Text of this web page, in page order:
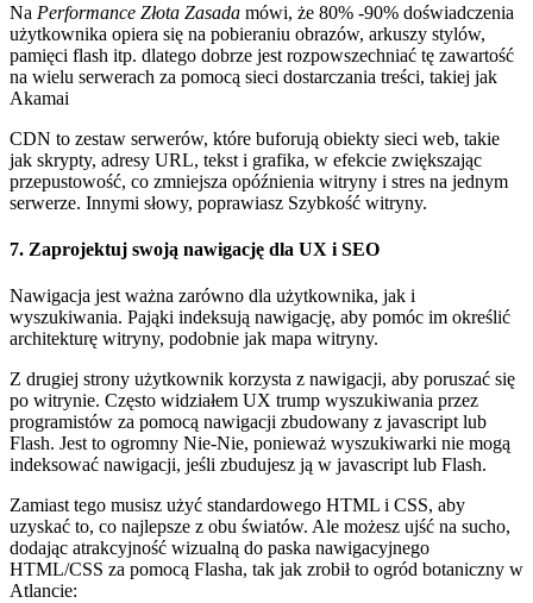
Na Performance Złota Zasada mówi, że 80% -90% doświadczenia
użytkownika opiera się na pobieraniu obrazów, arkuszy stylów,
pamięci flash itp. dlatego dobrze jest rozpowszechniać tę zawartość
na wielu serwerach za pomocą sieci dostarczania treści, takiej jak
Akamai
CDN to zestaw serwerów, które buforują obiekty sieci web, takie
jak skrypty, adresy URL, tekst i grafika, w efekcie zwiększając
przepustowość, co zmniejsza opóźnienia witryny i stres na jednym
serwerze. Innymi słowy, poprawiasz Szybkość witryny.
7. Zaprojektuj swoją nawigację dla UX i SEO
Nawigacja jest ważna zarówno dla użytkownika, jak i
wyszukiwania. Pająki indeksują nawigację, aby pomóc im określić
architekturę witryny, podobnie jak mapa witryny.
Z drugiej strony użytkownik korzysta z nawigacji, aby poruszać się
po witrynie. Często widziałem UX trump wyszukiwania przez
programistów za pomocą nawigacji zbudowany z javascript lub
Flash. Jest to ogromny Nie-Nie, ponieważ wyszukiwarki nie mogą
indeksować nawigacji, jeśli zbudujesz ją w javascript lub Flash.
Zamiast tego musisz użyć standardowego HTML i CSS, aby
uzyskać to, co najlepsze z obu światów. Ale możesz ujść na sucho,
dodając atrakcyjność wizualną do paska nawigacyjnego
HTML/CSS za pomocą Flasha, tak jak zrobił to ogród botaniczny w
Atlancie: